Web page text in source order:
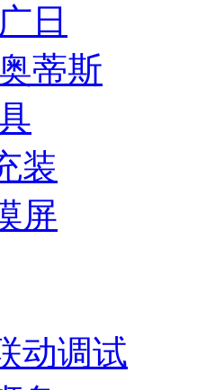
日
蒂斯
装
屏
动调试